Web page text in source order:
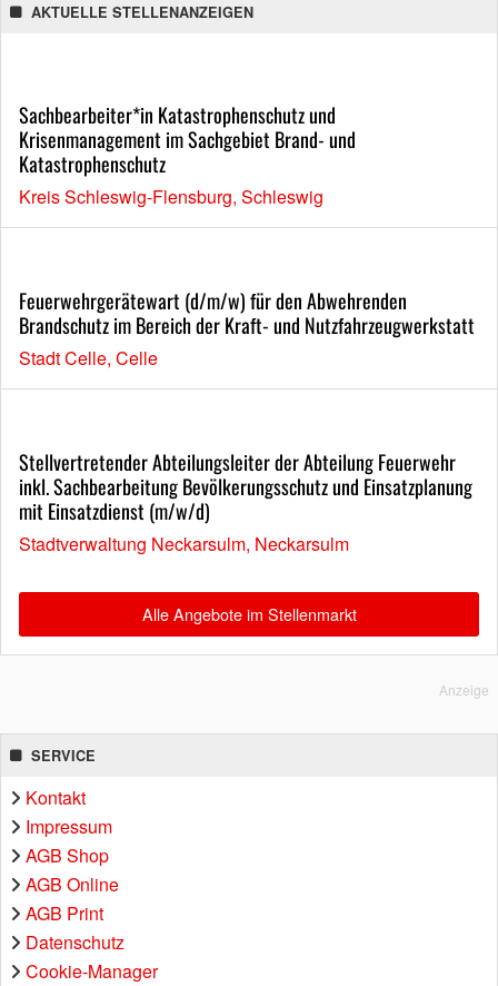
AKTUELLE STELLENANZEIGEN
Sachbearbeiter*in Katastrophenschutz und
Krisenmanagement im Sachgebiet Brand- und
Katastrophenschutz
Kreis Schleswig-Flensburg, Schleswig
Feuerwehrgerätewart (d/m/w) für den Abwehrenden
Brandschutz im Bereich der Kraft- und Nutzfahrzeugwerkstatt
Stadt Celle, Celle
Stellvertretender Abteilungsleiter der Abteilung Feuerwehr
inkl. Sachbearbeitung Bevölkerungsschutz und Einsatzplanung
mit Einsatzdienst (m/w/d)
Stadtverwaltung Neckarsulm, Neckarsulm
Alle Angebote im Stellenmarkt
Anzeige
SERVICE
Kontakt
Impressum
AGB Shop
AGB Online
AGB Print
Datenschutz
Cookie-Manager